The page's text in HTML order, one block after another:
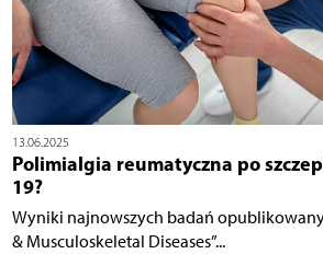
13.06.2025
Polimialgia reumatyczna po
19?
Wyniki najnowszych badań
& Musculoskeletal Diseases”...